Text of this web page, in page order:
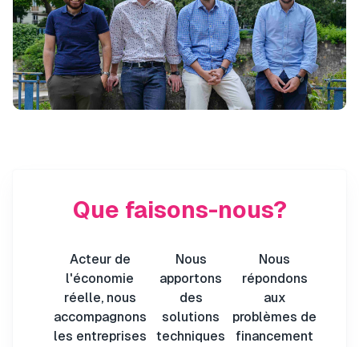
Que faisons-nous?
Acteur de
l'économie
réelle, nous
accompagnons
les entreprises
Nous
apportons
des
solutions
techniques
Nous
répondons
aux
problèmes de
financement